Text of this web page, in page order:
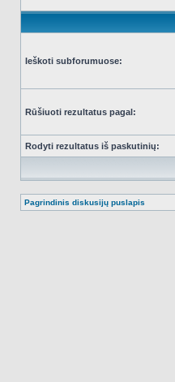
Ieškoti subforumuose:
Rūšiuoti rezultatus pagal:
Rodyti rezultatus iš paskutinių:
Pagrindinis diskusijų puslapis